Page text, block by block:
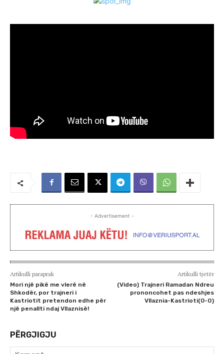
- Advertisement -
Artikulli paraprak
Mori një pikë me vlerë në
Shkodër, por trajneri i
Kastriotit pretendon edhe për
një penallti ndaj Vllaznisë!
Artikulli tjetër
(Video) Trajneri Ramadan Ndreu
prononcohet pas ndeshjes
Vllaznia-Kastrioti(0-0)
PËRGJIGJU